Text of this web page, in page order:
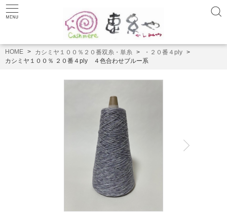
HOME カシミヤ１００％２０番双糸・単糸
・２０番４ply
カシミヤ１００％ ２０番４ply ４色合わせブルー系